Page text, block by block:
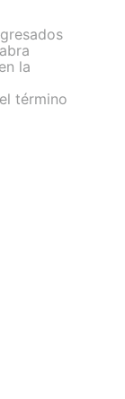
la
término